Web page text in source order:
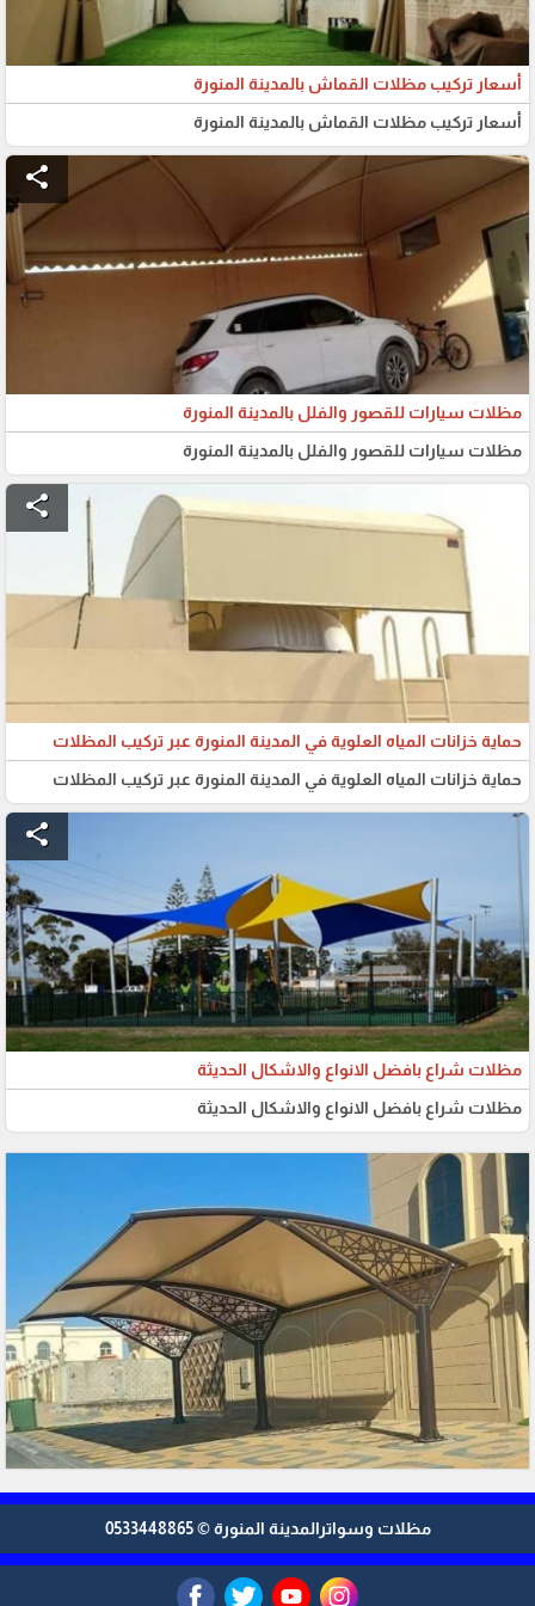
أسعار تركيب مظلات القماش بالمدينة المنورة
أسعار تركيب مظلات القماش بالمدينة المنورة
share
مظلات سيارات للقصور والفلل بالمدينة المنورة
مظلات سيارات للقصور والفلل بالمدينة المنورة
share
حماية خزانات المياه العلوية في المدينة المنورة عبر تركيب المظلات
حماية خزانات المياه العلوية في المدينة المنورة عبر تركيب المظلات
share
مظلات شراع بافضل الانواع والاشكال الحديثة
مظلات شراع بافضل الانواع والاشكال الحديثة
مظلات وسواترالمدينة المنورة © 0533448865